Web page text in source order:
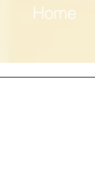
Home